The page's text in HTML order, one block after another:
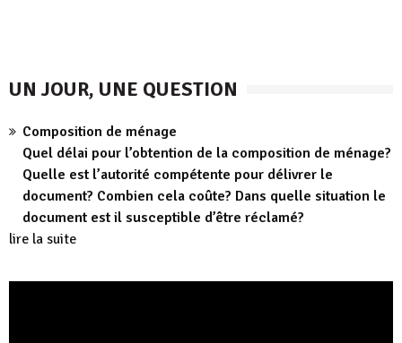
UN JOUR, UNE QUESTION
Composition de ménage
Quel délai pour l’obtention de la composition de ménage?
Quelle est l’autorité compétente pour délivrer le
document? Combien cela coûte? Dans quelle situation le
document est il susceptible d’être réclamé?
lire la suite